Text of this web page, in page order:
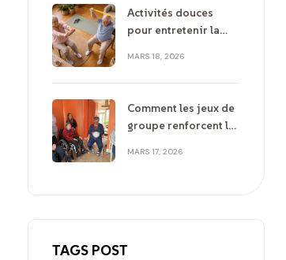
Activités douces
pour entretenir la
seniors
MARS 18, 2026
Comment les jeux de
groupe renforcent la
bien être des seniors
MARS 17, 2026
TAGS POST